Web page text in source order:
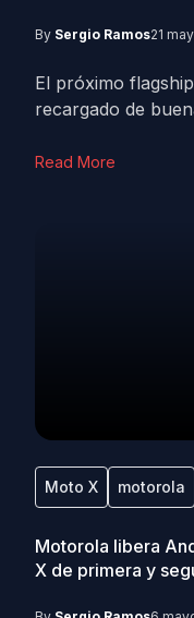
By Sergio Ramos21
El próximo
recargado de
Read More
Moto X motorola
Motorola libera
X de primera y